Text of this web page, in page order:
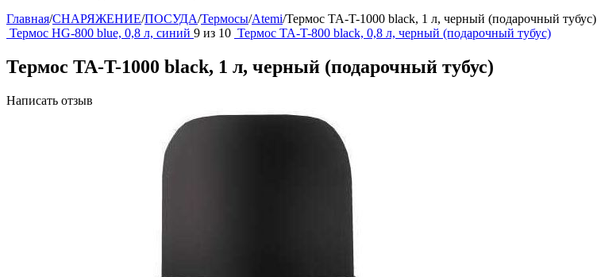
Главная/СНАРЯЖЕНИЕ/ПОСУДА/Термосы/Atemi/Термос TA-T-1000 black, 1 л, черный (подарочный тубус)
Термос HG-800 blue, 0,8 л, синий 9 из 10 Термос TA-T-800 black, 0,8 л, черный (подарочный тубус)
Термос TA-T-1000 black, 1 л, черный (подарочный тубус)
Написать отзыв